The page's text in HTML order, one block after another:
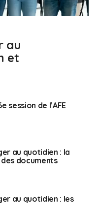
au
et
session de l’AFE
au quotidien : la
documents
au quotidien : les